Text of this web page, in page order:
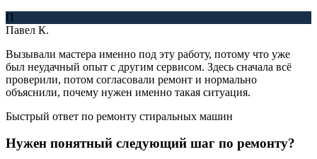
П
Павел К.
Вызывали мастера именно под эту работу, потому что уже
был неудачный опыт с другим сервисом. Здесь сначала всё
проверили, потом согласовали ремонт и нормально
объяснили, почему нужен именно такая ситуация.
Быстрый ответ по ремонту стиральных машин
Нужен понятный следующий шаг по ремонту?